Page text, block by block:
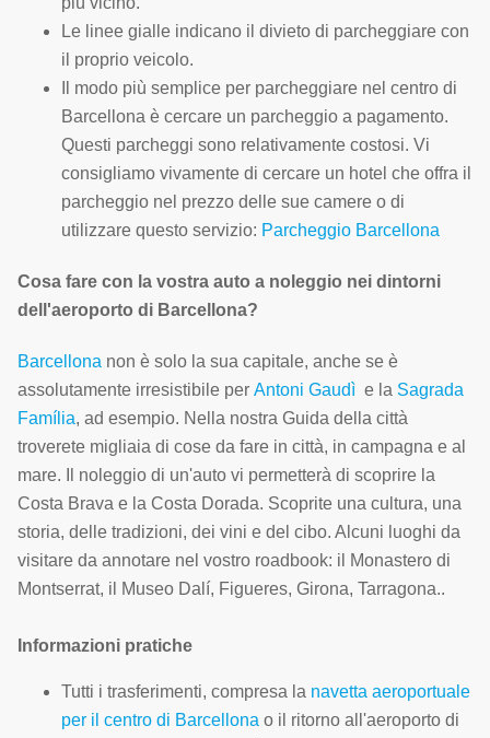
Le linee gialle indicano il divieto di parcheggiare con
il proprio veicolo.
Il modo più semplice per parcheggiare nel centro di
Barcellona è cercare un parcheggio a pagamento.
Questi parcheggi sono relativamente costosi. Vi
consigliamo vivamente di cercare un hotel che offra il
parcheggio nel prezzo delle sue camere o di
utilizzare questo servizio: Parcheggio Barcellona
Cosa fare con la vostra auto a noleggio nei dintorni
dell'aeroporto di Barcellona?
Barcellona non è solo la sua capitale, anche se è
assolutamente irresistibile per Antoni Gaudì e la Sagrada
Família, ad esempio. Nella nostra Guida della città
troverete migliaia di cose da fare in città, in campagna e al
mare. Il noleggio di un'auto vi permetterà di scoprire la
Costa Brava e la Costa Dorada. Scoprite una cultura, una
storia, delle tradizioni, dei vini e del cibo. Alcuni luoghi da
visitare da annotare nel vostro roadbook: il Monastero di
Montserrat, il Museo Dalí, Figueres, Girona, Tarragona..
Informazioni pratiche
Tutti i trasferimenti, compresa la navetta aeroportuale
per il centro di Barcellona o il ritorno all'aeroporto di